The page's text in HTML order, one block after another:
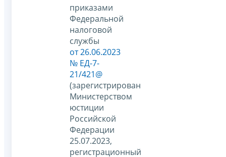
приказами
Федеральной
налоговой
службы
от 26.06.2023
№ ЕД-7-
21/421@
(зарегистрирован
Министерством
юстиции
Российской
Федерации
25.07.2023,
регистрационный